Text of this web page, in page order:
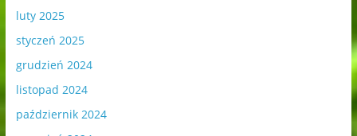
luty 2025
styczeń 2025
grudzień 2024
listopad 2024
październik 2024